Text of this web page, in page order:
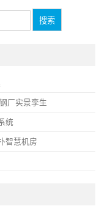
厂实景孪生
统
智慧机房